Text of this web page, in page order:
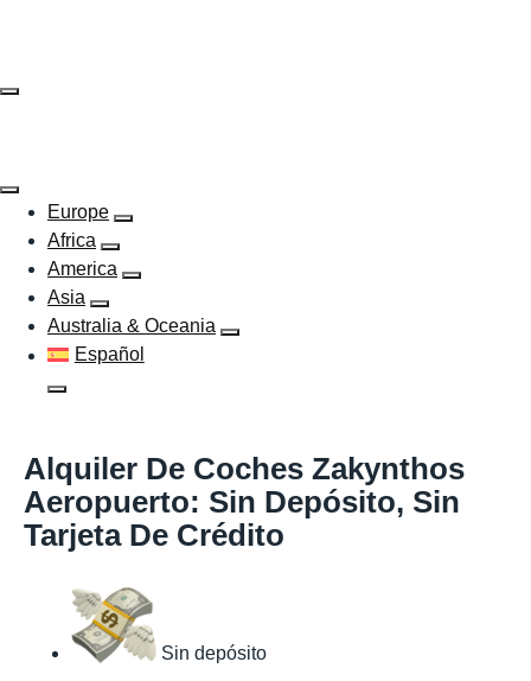
Europe
Africa
America
Asia
Australia & Oceania
Español
Alquiler De Coches Zakynthos
Aeropuerto: Sin Depósito, Sin
Tarjeta De Crédito
Sin depósito